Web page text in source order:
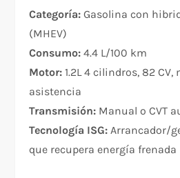
Categoría: Gasolina con
(MHEV)
Consumo: 4.4 L/100 km​
Motor: 1.2L 4 cilindros, 82 CV,
asistencia
Transmisión: Manual o CVT
Tecnología ISG: Arrancador/
que recupera energía frenada